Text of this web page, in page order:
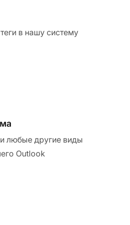
в нашу систему
любые другие виды
Outlook